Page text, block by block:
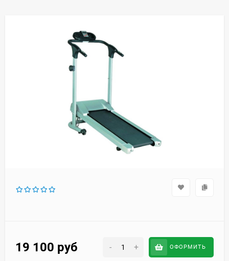
19 100 руб - + ОФОРМИТЬ